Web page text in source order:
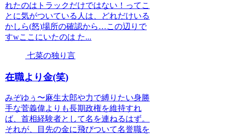
れたのはトラックだけではない！ってこ
とに気がついている人は、どれだけいる
かしら(怒)場所の確認から…この辺りで
すwここにいたのは た...
七菜の独り言
在職より金(笑)
みぞゆぅ〜麻生太郎や力で縛りたい身勝
手な菅義偉よりも長期政権を維持すれ
ば、首相経験者として名を連ねるはず。
それが、目先の金に飛びついて名誉職を